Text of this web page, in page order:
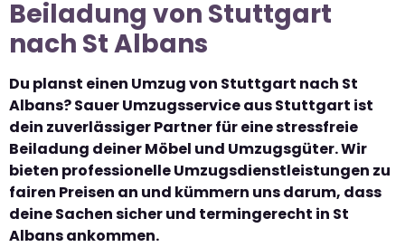
Beiladung von Stuttgart
nach St Albans
Du planst einen Umzug von Stuttgart nach St
Albans? Sauer Umzugsservice aus Stuttgart ist
dein zuverlässiger Partner für eine stressfreie
Beiladung deiner Möbel und Umzugsgüter. Wir
bieten professionelle Umzugsdienstleistungen zu
fairen Preisen an und kümmern uns darum, dass
deine Sachen sicher und termingerecht in St
Albans ankommen.